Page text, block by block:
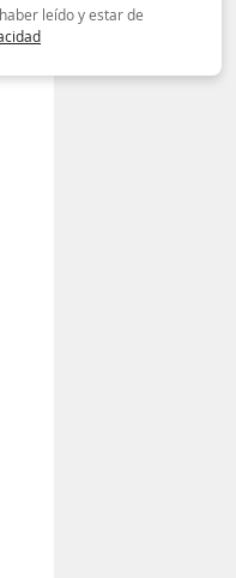
leído y estar de